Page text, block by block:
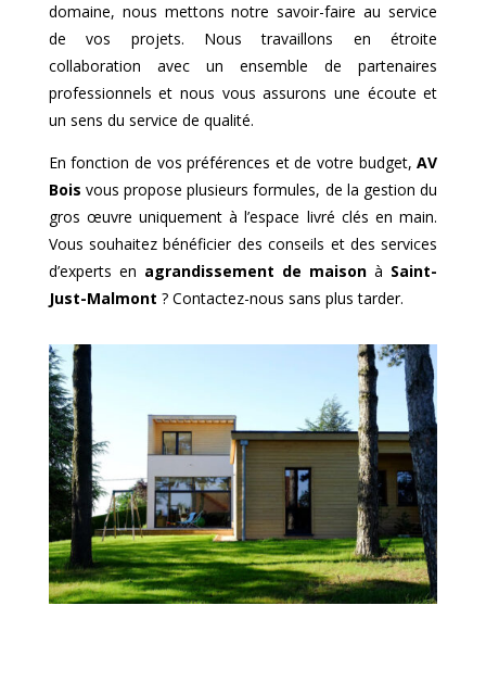
domaine, nous mettons notre savoir-faire au service
de vos projets. Nous travaillons en étroite
collaboration avec un ensemble de partenaires
professionnels et nous vous assurons une écoute et
un sens du service de qualité.
En fonction de vos préférences et de votre budget,AV
Bois vous propose plusieurs formules, de la gestion du
gros œuvre uniquement à l’espace livré clés en main.
Vous souhaitez bénéficier des conseils et des services
d’experts en agrandissement de maison à Saint-
Just-Malmont ? Contactez-nous sans plus tarder.